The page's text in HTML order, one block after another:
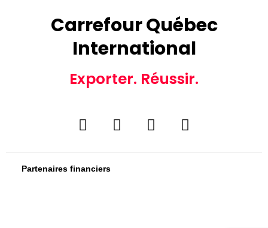
Carrefour Québec
International
Exporter. Réussir.
Partenaires financiers